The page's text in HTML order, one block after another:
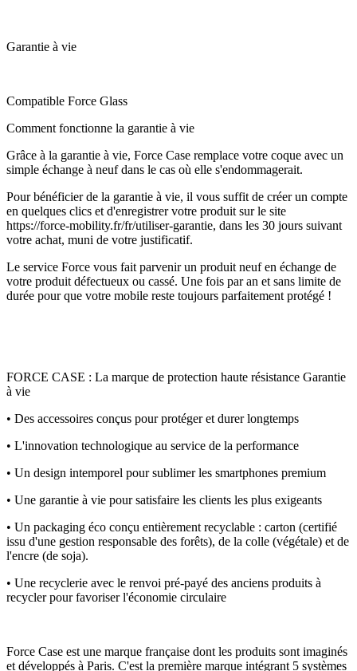
Garantie à vie
Compatible Force Glass
Comment fonctionne la garantie à vie
Grâce à la garantie à vie, Force Case remplace votre coque avec un
simple échange à neuf dans le cas où elle s'endommagerait.
Pour bénéficier de la garantie à vie, il vous suffit de créer un compte
en quelques clics et d'enregistrer votre produit sur le site
https://force-mobility.fr/fr/utiliser-garantie, dans les 30 jours suivant
votre achat, muni de votre justificatif.
Le service Force vous fait parvenir un produit neuf en échange de
votre produit défectueux ou cassé. Une fois par an et sans limite de
durée pour que votre mobile reste toujours parfaitement protégé !
FORCE CASE : La marque de protection haute résistance Garantie
à vie
• Des accessoires conçus pour protéger et durer longtemps
• L'innovation technologique au service de la performance
• Un design intemporel pour sublimer les smartphones premium
• Une garantie à vie pour satisfaire les clients les plus exigeants
• Un packaging éco conçu entièrement recyclable : carton (certifié
issu d'une gestion responsable des forêts), de la colle (végétale) et de
l'encre (de soja).
• Une recyclerie avec le renvoi pré-payé des anciens produits à
recycler pour favoriser l'économie circulaire
Force Case est une marque française dont les produits sont imaginés
et développés à Paris. C'est la première marque intégrant 5 systèmes